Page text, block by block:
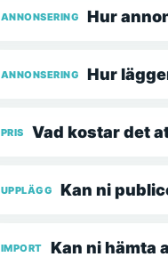
ANNONSERING Hur
ANNONSERING Hur
PRIS Vad kostar det
UPPLÄGG Kan ni
IMPORT Kan ni hämta